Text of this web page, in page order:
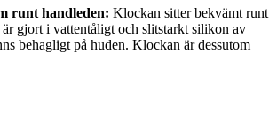
runt handleden: Klockan sitter bekvämt runt
gjort i vattentåligt och slitstarkt silikon av
behagligt på huden. Klockan är dessutom